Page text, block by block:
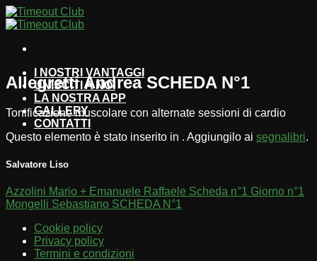
Salta
ai
I NOSTRI VANTAGGI
UNISCITI A NOI
LA NOSTRA APP
GALLERY
CONTATTI
Allegretti Andrea SCHEDA N°1
Tonificazione muscolare con alternate sessioni di cardio
Questo elemento è stato inserito in . Aggiungilo ai segnalibri.
Salvatore Liso
Azzolini Mario + Emanuele Raffaele Scheda n°1 Giorno n°1
Mongelli Sebastiano SCHEDA N°1
Cookie policy
Privacy policy
Termini e condizioni